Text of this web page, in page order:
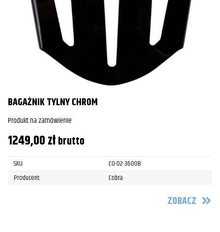
BAGAŻNIK TYLNY CHROM
Produkt na zamówienie
1249,00złbrutto
SKU:
CO-02-3600B
Producent:
Cobra
ZOBACZ